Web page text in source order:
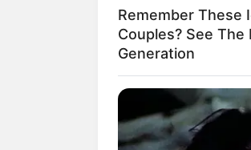
Oder
Die
Remember These
Couples? See
Generation